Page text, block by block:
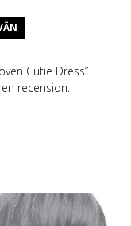
Cutie Dress”
recension.